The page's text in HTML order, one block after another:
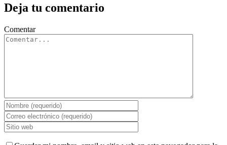
Deja tu comentario
Comentar